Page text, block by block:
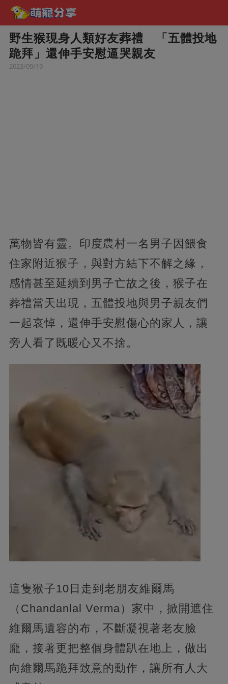
野生猴現身人類好友葬禮 「五體投地
跪拜」還伸手安慰逼哭親友
2023/09/19
萬物皆有靈。印度農村一名男子因餵食
住家附近猴子，與對方結下不解之緣，
感情甚至延續到男子亡故之後，猴子在
葬禮當天出現，五體投地與男子親友們
一起哀悼，還伸手安慰傷心的家人，讓
旁人看了既暖心又不捨。
這隻猴子10日走到老朋友維爾馬
（Chandanlal Verma）家中，掀開遮住
維爾馬遺容的布，不斷凝視著老友臉
龐，接著更把整個身體趴在地上，做出
向維爾馬跪拜致意的動作，讓所有人大